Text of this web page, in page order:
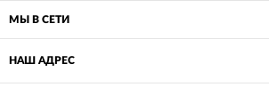
МЫ В СЕТИ
НАШ АДРЕС